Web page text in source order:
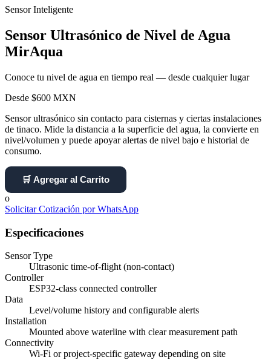
Sensor Inteligente
Sensor Ultrasónico de Nivel de Agua
MirAqua
Conoce tu nivel de agua en tiempo real — desde cualquier lugar
Desde $600 MXN
Sensor ultrasónico sin contacto para cisternas y ciertas instalaciones
de tinaco. Mide la distancia a la superficie del agua, la convierte en
nivel/volumen y puede apoyar alertas de nivel bajo e historial de
consumo.
🛒 Agregar al Carrito
o
Solicitar Cotización por WhatsApp
Especificaciones
Sensor Type
Ultrasonic time-of-flight (non-contact)
Controller
ESP32-class connected controller
Data
Level/volume history and configurable alerts
Installation
Mounted above waterline with clear measurement path
Connectivity
Wi-Fi or project-specific gateway depending on site